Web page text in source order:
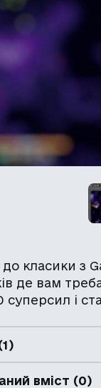
до класики з
де вам
суперсил і
вміст (0)